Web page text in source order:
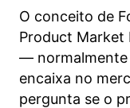
O conceito de
Product Market
— normalmente
encaixa no
pergunta se o